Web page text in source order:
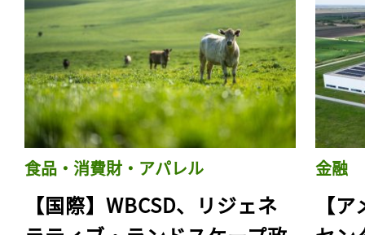
食品・消費財・アパレル
【国際】WBCSD、リジェネ
金融
【